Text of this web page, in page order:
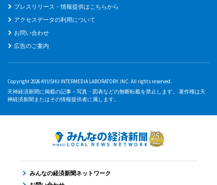
プレスリリース・情報提供はこちらから
アクセスデータの利用について
お問い合わせ
広告のご案内
Copyright 2026 KYUSHU INTERMEDIA LABORATORY. INC. All rights reserved.
天神経済新聞に掲載の記事・写真・図表などの無断転載を禁止します。 著作権は天
神経済新聞またはその情報提供者に属します。
みんなの経済新聞ネットワーク